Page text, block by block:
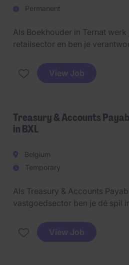
Permanent
Als Boekhouder in Ternat werk
retailsector en ben je
van administratieve taken. Je
boekhoudkundige processen
View Job
Treasury & Accounts
in BXL
Belgium
Temporary
Als Treasury & Accounts
vastgoedsector ben je dé spil
hun kantoor in Brussel draag
draaiende financiële
View Job